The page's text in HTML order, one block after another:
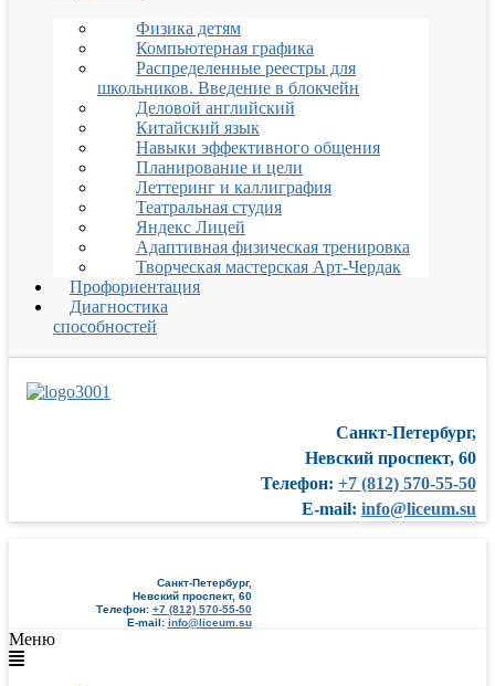
Физика детям
Компьютерная графика
Распределенные реестры для
школьников. Введение в блокчейн
Деловой английский
Китайский язык
Навыки эффективного общения
Планирование и цели
Леттеринг и каллиграфия
Театральная студия
Яндекс Лицей
Адаптивная физическая тренировка
Творческая мастерская Арт-Чердак
Профориентация
Диагностика
способностей
Санкт-Петербург,
Невский проспект, 60
Телефон: +7 (812) 570-55-50
E-mail: info@liceum.su
Санкт-Петербург,
Невский проспект, 60
Телефон: +7 (812) 570-55-50
E-mail: info@liceum.su
Меню